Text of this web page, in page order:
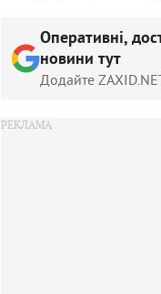
Оперативні,
новини тут
Додайте